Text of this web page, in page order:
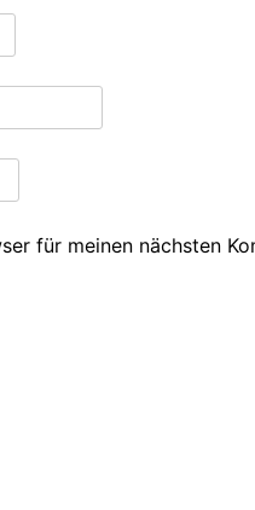
für meinen nächsten